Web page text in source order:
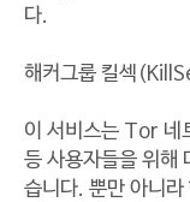
다.
해커그룹 킬섹
이 서비스는 Tor 네
등 사용자들을 위해
습니다. 뿐만 아니